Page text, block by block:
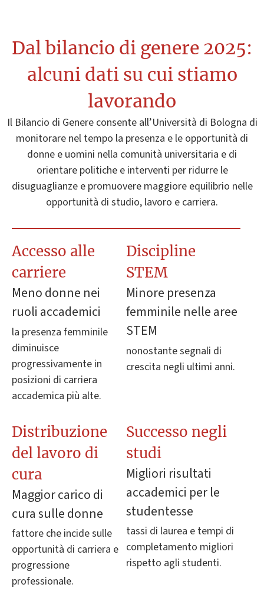
Dal bilancio di genere 2025:
alcuni dati su cui stiamo
lavorando
Il Bilancio di Genere consente all’Università di Bologna di
monitorare nel tempo la presenza e le opportunità di
donne e uomini nella comunità universitaria e di
orientare politiche e interventi per ridurre le
disuguaglianze e promuovere maggiore equilibrio nelle
opportunità di studio, lavoro e carriera.
Accesso alle
carriere
Meno donne nei
ruoli accademici
la presenza femminile
diminuisce
progressivamente in
posizioni di carriera
accademica più alte.
Discipline
STEM
Minore presenza
femminile nelle aree
STEM
nonostante segnali di
crescita negli ultimi anni.
Distribuzione
del lavoro di
cura
Maggior carico di
cura sulle donne
fattore che incide sulle
opportunità di carriera e
progressione
professionale.
Successo negli
studi
Migliori risultati
accademici per le
studentesse
tassi di laurea e tempi di
completamento migliori
rispetto agli studenti.